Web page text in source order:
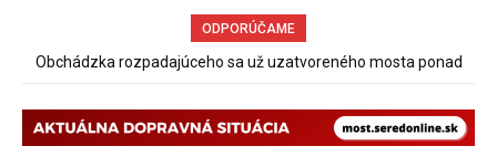
ODPORÚČAME
Obchádzka rozpadajúceho sa už uzatvoreného mosta ponad